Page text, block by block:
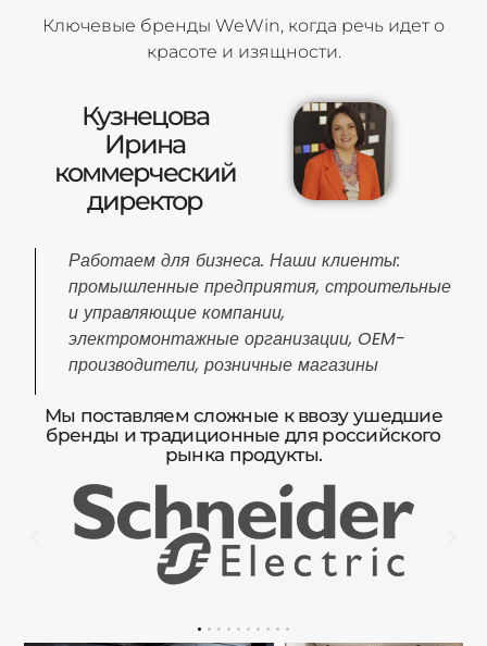
Ключевые бренды WeWin, когда речь идет о
красоте и изящности.
Кузнецова
Ирина
коммерческий
директор
Работаем для бизнеса. Наши клиенты:
промышленные предприятия, строительные
и управляющие компании,
электромонтажные организации, OEM-
производители, розничные магазины
Мы поставляем сложные к ввозу ушедшие
бренды и традиционные для российского
рынка продукты.